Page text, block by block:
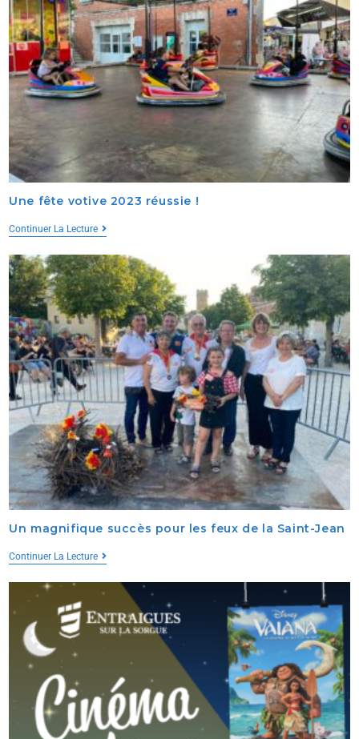
Une fête votive 2023 réussie !
Continuer La Lecture
Un magnifique succès pour les feux de la Saint-Jean
Continuer La Lecture